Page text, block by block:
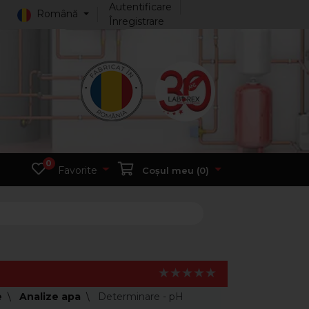
Română
Autentificare
Înregistrare
0
Favorite Coșul meu (0)
Analize apa Determinare - pH